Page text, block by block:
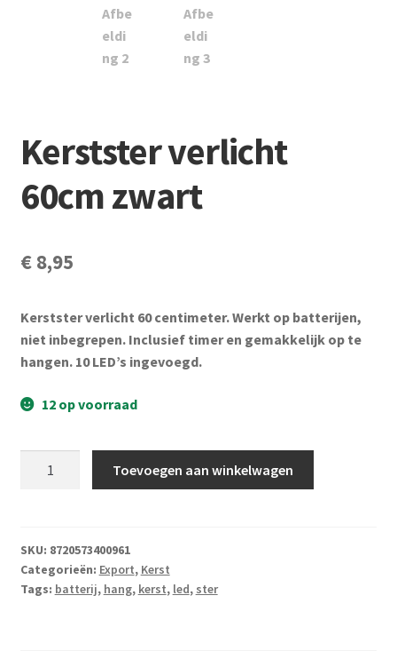
Vijverdecoratie en tuindecoratie
Vijveronderhoud
Voor vissen
Overige
Kerst
Kerstster verlicht
60cm zwart
€8,95
Kerstster verlicht 60 centimeter. Werkt op batterijen,
niet inbegrepen. Inclusief timer en gemakkelijk op te
hangen. 10 LED’s ingevoegd.
12 op voorraad
aantal
Toevoegen aan winkelwagen
SKU: 8720573400961
Categorieën: Export, Kerst
Tags: batterij, hang, kerst, led, ster